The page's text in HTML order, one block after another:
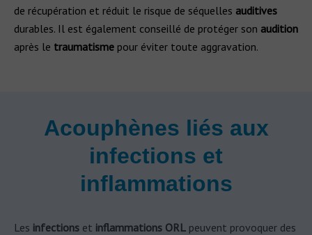
de récupération et réduit le risque de séquelles auditives
durables. Il est également conseillé de protéger son audition
après le traumatisme pour éviter toute aggravation.
Acouphènes liés aux
infections et
inflammations
Les infections et inflammations ORL peuvent provoquer des